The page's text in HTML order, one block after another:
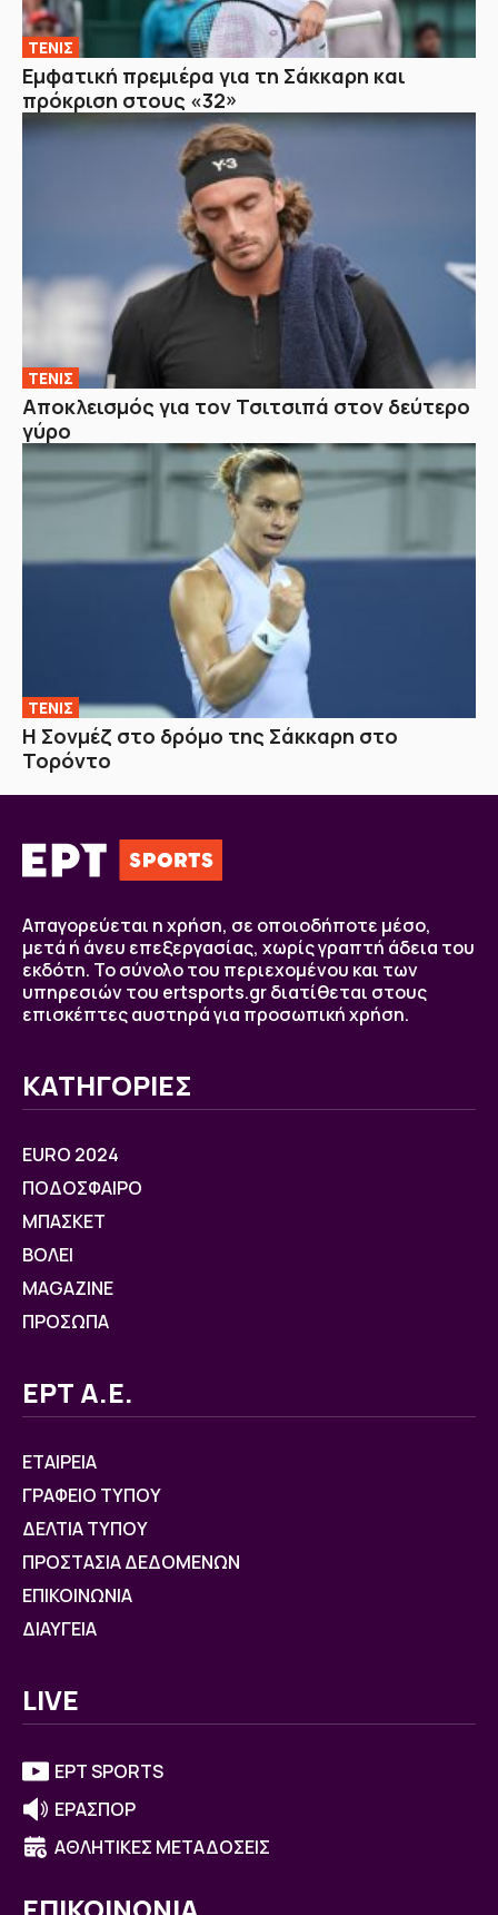
ΤΕΝΙΣ
Εμφατική πρεμιέρα για τη Σάκκαρη και
πρόκριση στους «32»
ΤΕΝΙΣ
Αποκλεισμός για τον Τσιτσιπά στον δεύτερο
γύρο
ΤΕΝΙΣ
Η Σονμέζ στο δρόμο της Σάκκαρη στο
Τορόντο
Απαγορεύεται η χρήση, σε οποιοδήποτε μέσο,
μετά ή άνευ επεξεργασίας, χωρίς γραπτή άδεια του
εκδότη. Το σύνολο του περιεχομένου και των
υπηρεσιών του ertsports.gr διατίθεται στους
επισκέπτες αυστηρά για προσωπική χρήση.
ΚΑΤΗΓΟΡΙΕΣ
EURO 2024
ΠΟΔΟΣΦΑΙΡΟ
ΜΠΑΣΚΕΤ
ΒOΛΕΙ
MAGAZINE
ΠΡΟΣΩΠΑ
ΕΡΤ Α.Ε.
ΕΤΑΙΡΕΙΑ
ΓΡΑΦΕΙΟ ΤΥΠΟΥ
ΔΕΛΤΙΑ ΤΥΠΟΥ
ΠΡΟΣΤΑΣΙΑ ΔΕΔΟΜΕΝΩΝ
ΕΠΙΚΟΙΝΩΝΙΑ
ΔΙΑΥΓΕΙΑ
LIVE
ΕΡΤ SPORTS
ΕΡΑΣΠΟΡ
ΑΘΛΗΤΙΚΕΣ ΜΕΤΑΔΟΣΕΙΣ